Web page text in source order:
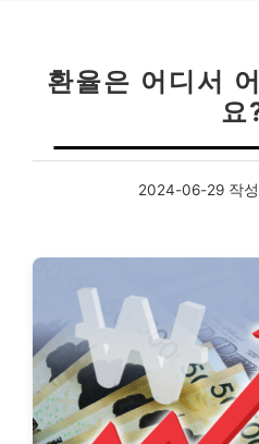
환율은 어디서
요
2024-06-29 작